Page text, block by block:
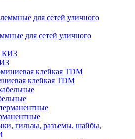
для сетей уличного
клейкая TDM